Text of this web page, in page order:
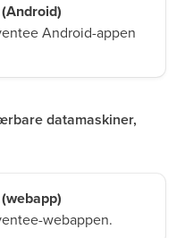
Android-appen
datamaskiner,
webappen.